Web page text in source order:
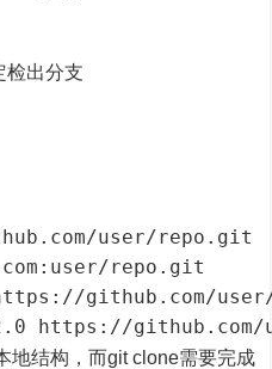
检出分支
user/repo.git  #
repo.git      #
github.com/user/
地结构，而git clone需要完成